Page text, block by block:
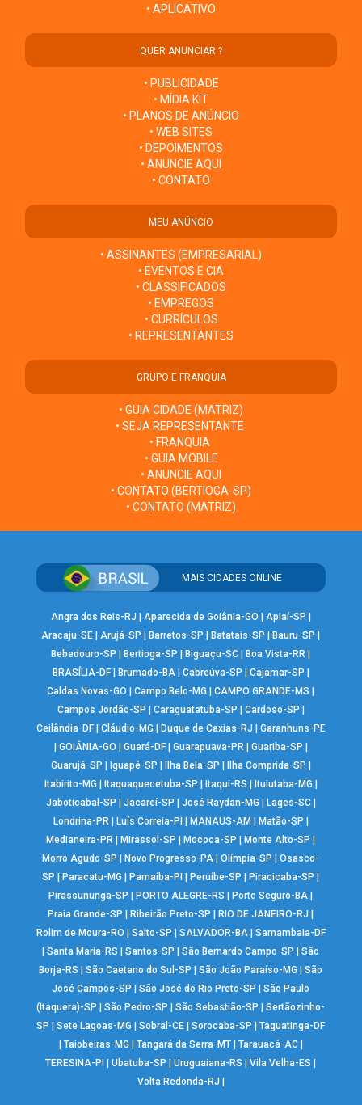
• APLICATIVO
QUER ANUNCIAR ?
• PUBLICIDADE
• MÍDIA KIT
• PLANOS DE ANÚNCIO
• WEB SITES
• DEPOIMENTOS
• ANUNCIE AQUI
• CONTATO
MEU ANÚNCIO
• ASSINANTES (EMPRESARIAL)
• EVENTOS E CIA
• CLASSIFICADOS
• EMPREGOS
• CURRÍCULOS
• REPRESENTANTES
GRUPO E FRANQUIA
• GUIA CIDADE (MATRIZ)
• SEJA REPRESENTANTE
• FRANQUIA
• GUIA MOBILE
• ANUNCIE AQUI
• CONTATO (BERTIOGA-SP)
• CONTATO (MATRIZ)
MAIS CIDADES ONLINE
Angra dos Reis-RJ | Aparecida de Goiânia-GO | Apiaí-SP |
Aracaju-SE | Arujá-SP |Barretos-SP |Batatais-SP |Bauru-SP |
Bebedouro-SP |Bertioga-SP |Biguaçu-SC |Boa Vista-RR |
BRASÍLIA-DF| Brumado-BA| Cabreúva-SP | Cajamar-SP |
Caldas Novas-GO |Campo Belo-MG |CAMPO GRANDE-MS |
Campos Jordão-SP | Caraguatatuba-SP | Cardoso-SP |
Ceilândia-DF| Cláudio-MG | Duque de Caxias-RJ | Garanhuns-PE
| GOIÂNIA-GO | Guará-DF| Guarapuava-PR | Guariba-SP |
Guarujá-SP | Iguapé-SP | Ilha Bela-SP | Ilha Comprida-SP |
Itabirito-MG | Itaquaquecetuba-SP | Itaqui-RS | Ituiutaba-MG |
Jaboticabal-SP | Jacareí-SP | José Raydan-MG | Lages-SC|
Londrina-PR | Luís Correia-PI | MANAUS-AM | Matão-SP |
Medianeira-PR |Mirassol-SP |Mococa-SP |Monte Alto-SP |
Morro Agudo-SP |Novo Progresso-PA |Olímpia-SP |Osasco-
SP |Paracatu-MG |Parnaíba-PI |Peruíbe-SP |Piracicaba-SP |
Pirassununga-SP |PORTO ALEGRE-RS |Porto Seguro-BA |
Praia Grande-SP |Ribeirão Preto-SP |RIO DE JANEIRO-RJ |
Rolim de Moura-RO | Salto-SP | SALVADOR-BA| Samambaia-DF
|Santa Maria-RS |Santos-SP |São Bernardo Campo-SP |São
Borja-RS |São Caetano do Sul-SP |São João Paraíso-MG |São
José Campos-SP |São José do Rio Preto-SP |São Paulo
(Itaquera)-SP |São Pedro-SP |São Sebastião-SP |Sertãozinho-
SP |Sete Lagoas-MG |Sobral-CE |Sorocaba-SP |Taguatinga-DF
| Taiobeiras-MG | Tangará da Serra-MT| Tarauacá-AC|
TERESINA-PI |Ubatuba-SP |Uruguaiana-RS |Vila Velha-ES |
Volta Redonda-RJ |